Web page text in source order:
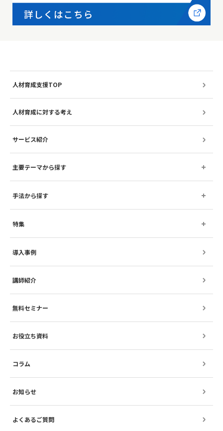
人材育成支援TOP
人材育成に対する考え
サービス紹介
主要テーマから探す
手法から探す
特集
導入事例
講師紹介
無料セミナー
お役立ち資料
コラム
お知らせ
よくあるご質問